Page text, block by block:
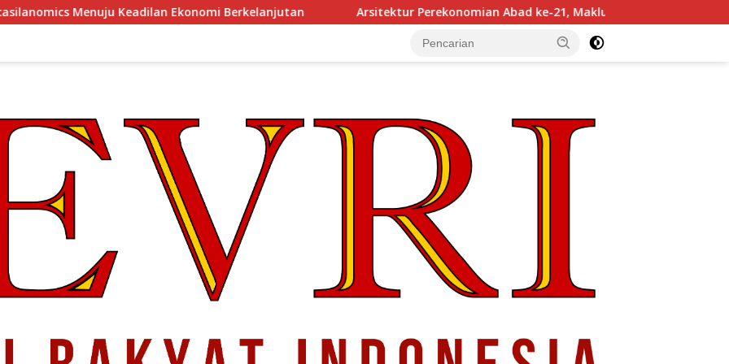
Ekonomi Berkelanjutan Arsitektur Perekonomian Abad ke-21, Maklumat Merdeka Barat, dan Jalan Panjang